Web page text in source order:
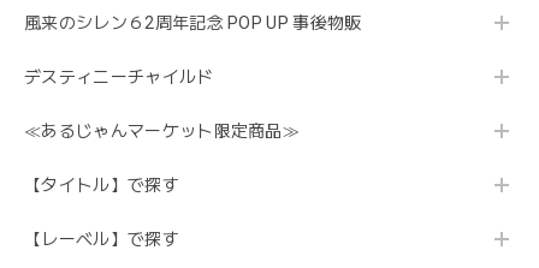
風来のシレン６2周年記念 POP UP 事後物販
デスティニーチャイルド
≪あるじゃんマーケット限定商品≫
【タイトル】で探す
【レーベル】で探す